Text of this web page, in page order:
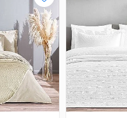
culorilor timp indelungat.
o igiena corecta.